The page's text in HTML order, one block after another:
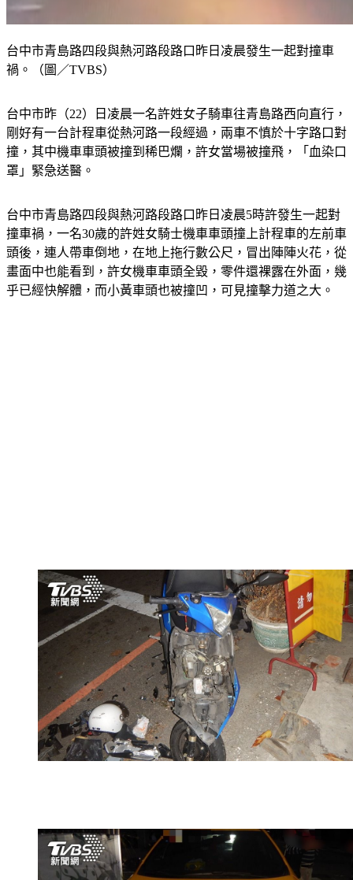
禍。（圖／TVBS）
剛好有一台計程車從熱河路一段經過，兩車不慎於十字路口對
撞，其中機車車頭被撞到稀巴爛，許女當場被撞飛，「血染口
罩」緊急送醫。
撞車禍，一名30歲的許姓女騎士機車車頭撞上計程車的左前車
頭後，連人帶車倒地，在地上拖行數公尺，冒出陣陣火花，從
畫面中也能看到，許女機車車頭全毀，零件還裸露在外面，幾
乎已經快解體，而小黃車頭也被撞凹，可見撞擊力道之大。